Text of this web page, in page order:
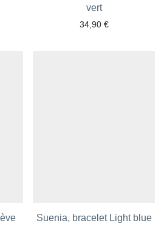
vert
34,90 €
Suenia, bracelet Light blue